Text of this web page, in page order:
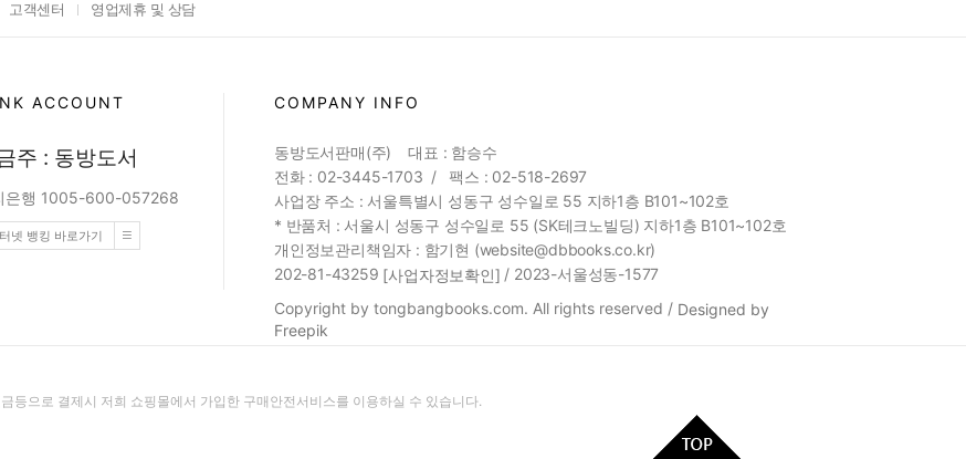
고객센터 영업제휴 및 상담
ACCOUNT
주 : 동방도서
은행 1005-600-057268
넷 뱅킹 바로가기
COMPANY INFO
동방도서판매(주) 대표 : 함승수
전화 : 02-3445-1703 / 팩스 : 02-518-2697
사업장 주소 : 서울특별시 성동구 성수일로 55 지하1층 B101~102호
* 반품처 : 서울시 성동구 성수일로 55 (SK테크노빌딩) 지하1층 B101~102호
개인정보관리책임자 : 함기현 (website@dbbooks.co.kr)
202-81-43259 [사업자정보확인] / 2023-서울성동-1577
Copyright by tongbangbooks.com. All rights reserved / Designed by
Freepik
등으로 결제시 저희 쇼핑몰에서 가입한 구매안전서비스를 이용하실 수 있습니다.